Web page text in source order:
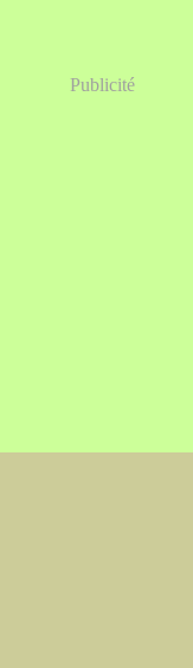
Publicité